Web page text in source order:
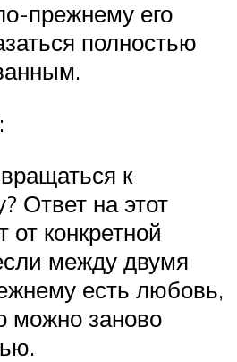
прежнему его
полностью
к
Ответ на этот
от конкретной
между двумя
есть любовь,
можно заново